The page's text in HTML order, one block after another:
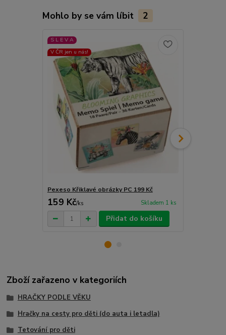
Mohlo by se vám líbit 2
S L E V A
V ČR jen u nás!
Pexeso Křiklavé obrázky PC 199 Kč
159 Kč/ks Skladem 1 ks
Přidat do košíku
Zboží zařazeno v kategoriích
HRAČKY PODLE VĚKU
Hračky na cesty pro děti (do auta i letadla)
Tetování pro děti